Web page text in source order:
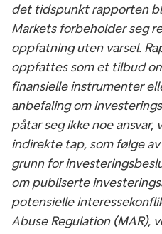
det tidspunkt rapporten
Markets forbeholder seg
oppfatning uten varsel.
oppfattes som et tilbud
finansielle instrumenter
anbefaling om
påtar seg ikke noe
indirekte tap, som følge
grunn for
om publiserte
potensielle
Abuse Regulation (MAR),